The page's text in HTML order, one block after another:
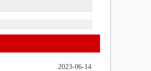
2023-06-14